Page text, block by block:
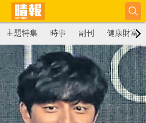
主題特集 時事 副刊 健康財富